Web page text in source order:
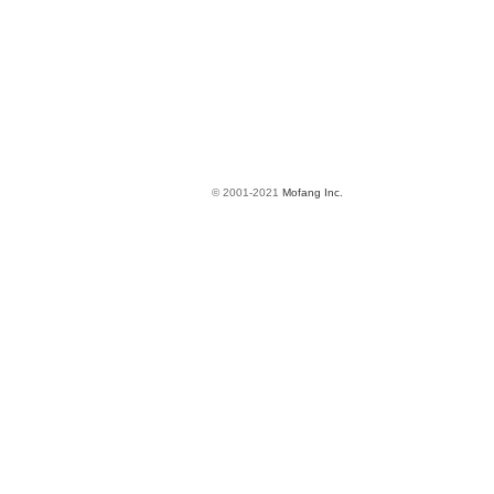
© 2001-2021 Mofang Inc.